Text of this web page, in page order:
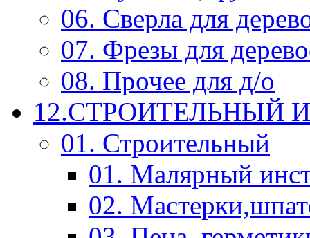
06. Сверла для
07. Фрезы для
08. Прочее для д/о
12.СТРОИТЕЛЬНЫЙ
01. Строительный
01. Малярный
02.